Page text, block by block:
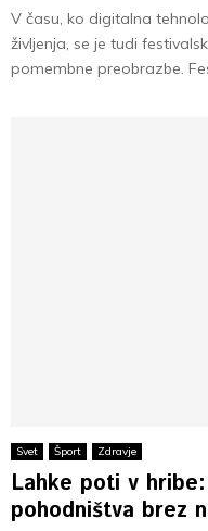
V času, ko digitalna
življenja, se je tudi
pomembne preobrazbe.
Svet Šport Zdravje
Lahke poti v
pohodništva brez